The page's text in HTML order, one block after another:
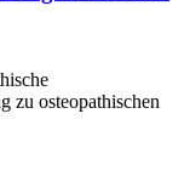
zu osteopathischen